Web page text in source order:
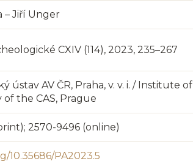
– Jiří Unger
CXIV (114), 2023, 235–267
ústav AV ČR, Praha, v. v. i. / Institute of
the CAS, Prague
2570-9496 (online)
10.35686/PA2023.5